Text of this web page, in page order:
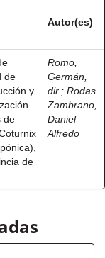
Autor(es)
de
y
de
de
Romo,
Germán,
dir. ; Rodas
Zambrano,
Daniel
Alfredo